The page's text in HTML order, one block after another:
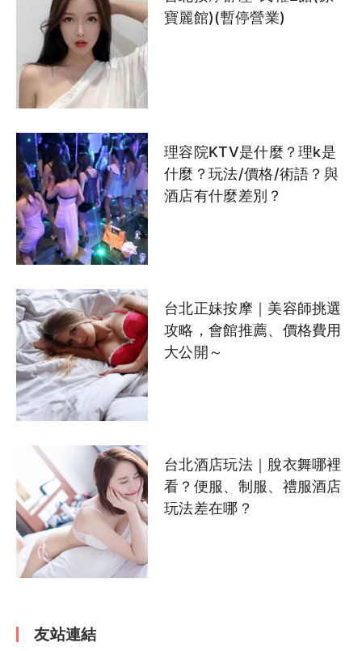
寶麗館)(暫停營業)
理容院KTV是什麼？理k是
什麼？玩法/價格/術語？與
酒店有什麼差別？
台北正妹按摩｜美容師挑選
攻略，會館推薦、價格費用
大公開～
台北酒店玩法｜脫衣舞哪裡
看？便服、制服、禮服酒店
玩法差在哪？
友站連結